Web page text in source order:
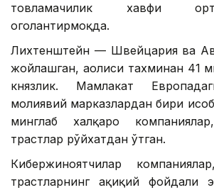
товламачилик хавфи
огоҳлантирмоқда.
Лихтенштейн — Швейцария ва
жойлашган, аҳолиси тахминан 41
князлик. Мамлакат
молиявий марказлардан бири
минглаб халқаро
трастлар рўйхатдан ўтган.
Кибержиноятчилар
трастларнинг ҳақиқий фойдали